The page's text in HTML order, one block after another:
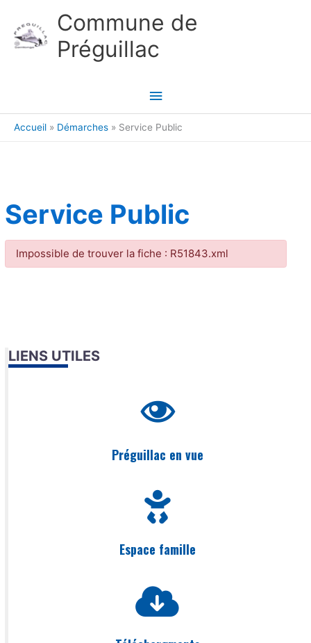
Commune de
Préguillac
Menu
principal
Accueil Démarches Service Public
Service Public
Impossible de trouver la fiche : R51843.xml
LIENS UTILES
Préguillac en vue
Espace famille